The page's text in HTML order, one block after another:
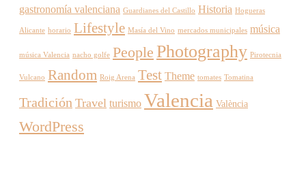
gastronomía valenciana Guardianes del Castillo Historia Hogueras
Alicante horario Lifestyle Masía del Vino mercados municipales música
música Valencia nacho golfe People Photography Pirotecnia
Vulcano Random Roig Arena Test Theme tomates Tomatina
Tradición Travel turismo Valencia València
WordPress